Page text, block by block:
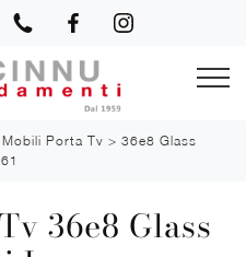
Mobili Porta Tv > 36e8 Glass
36e8 Glass